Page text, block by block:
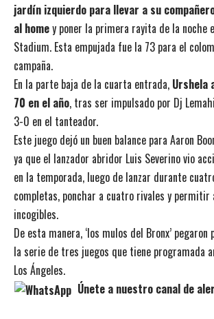
jardín izquierdo para llevar a su
al homey poner la primera rayita de la noche
Stadium. Esta empujada fue la 73 para el
campaña.
En la parte baja de la cuarta entrada, Urshela
70 en el año, tras ser impulsado por Dj
3-0 en el tanteador.
Este juego dejó un buen balance para Aaron
ya que el lanzador abridor Luis Severino vio
en la temporada, luego de lanzar durante
completas, ponchar a cuatro rivales y permitir
incogibles.
De esta manera, ‘los mulos del Bronx’
la serie de tres juegos que tiene programada
Los Ángeles.
Únete a nuestro canal de